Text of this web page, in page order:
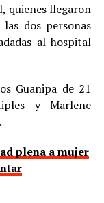
quienes llegaron
dos personas
al hospital
Guanipa de 21
y Marlene
plena a mujer